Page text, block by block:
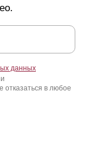
данных
в любое